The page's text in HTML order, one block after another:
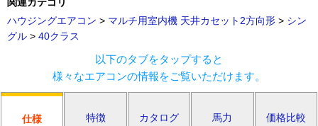
関連カテゴリ
ハウジングエアコン > マルチ用室内機 天井カセット2方向形 > シン
グル > 40クラス
以下のタブをタップすると
様々なエアコンの情報をご覧いただけます。
仕様 特徴 カタログ 馬力 価格比較